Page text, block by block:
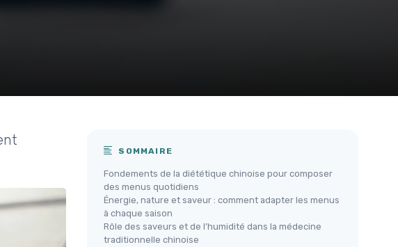
SOMMAIRE
Fondements de la diététique chinoise pour composer
des menus quotidiens
Énergie, nature et saveur : comment adapter les menus
à chaque saison
Rôle des saveurs et de l’humidité dans la médecine
traditionnelle chinoise